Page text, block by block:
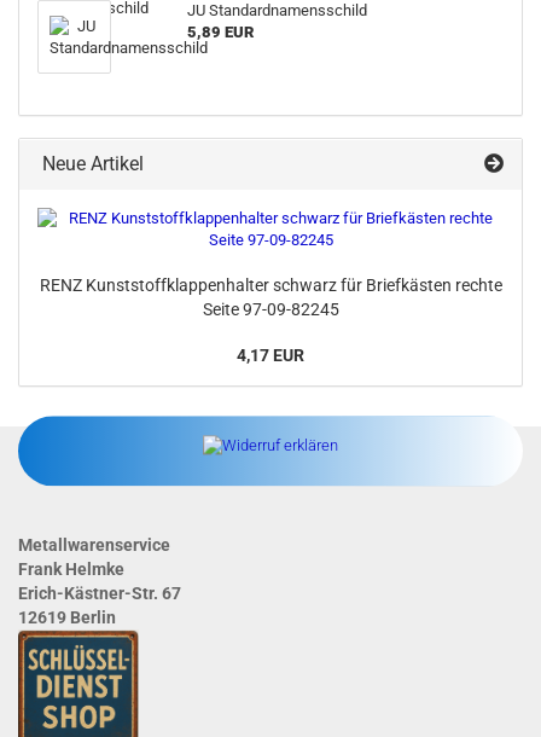
JU Standardnamensschild
5,89 EUR
Neue Artikel
RENZ Kunststoffklappenhalter schwarz für Briefkästen rechte
Seite 97-09-82245
4,17 EUR
Metallwarenservice
Frank Helmke
Erich-Kästner-Str. 67
12619 Berlin